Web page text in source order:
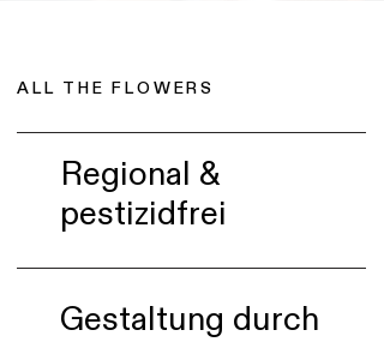
ALL THE FLOWERS
Regional &
pestizidfrei
Gestaltung durch